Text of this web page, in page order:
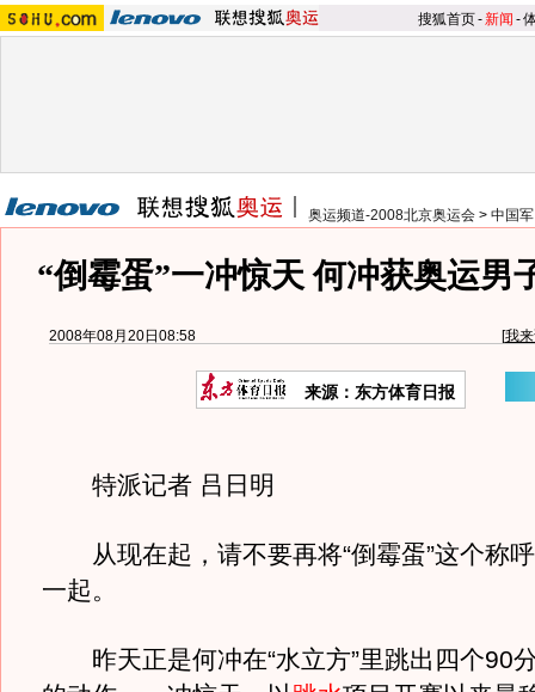
搜狐首页-新闻 -
奥运频道-2008北京奥运会 > 中国
“倒霉蛋”一冲惊天 何冲获奥运男
2008年08月20日08:58 [我
来源：东方体育日报
特派记者 吕日明
从现在起，请不要再将“倒霉蛋”这个称
一起。
昨天正是何冲在“水立方”里跳出四个90